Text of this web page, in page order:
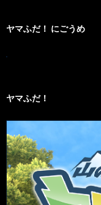
ヤマふだ！ にごうめ
ヤマふだ！